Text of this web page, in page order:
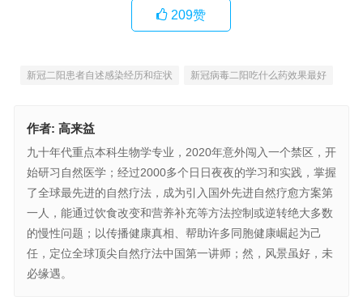
209赞
新冠二阳患者自述感染经历和症状 新冠病毒二阳吃什么药效果最好
作者: 高来益
九十年代重点本科生物学专业，2020年意外闯入一个禁区，开
始研习自然医学；经过2000多个日日夜夜的学习和实践，掌握
了全球最先进的自然疗法，成为引入国外先进自然疗愈方案第
一人，能通过饮食改变和营养补充等方法控制或逆转绝大多数
的慢性问题；以传播健康真相、帮助许多同胞健康崛起为己
任，定位全球顶尖自然疗法中国第一讲师；然，风景虽好，未
必缘遇。